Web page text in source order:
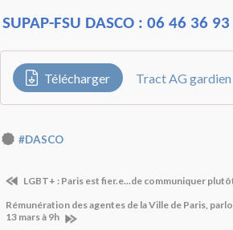
SUPAP-FSU DASCO : 06 46 36
Télécharger Tract AG gardien
#DASCO
LGBT+ : Paris est fier.e...de communiquer
Rémunération des agentes de la Ville de Paris,
13 mars à 9h